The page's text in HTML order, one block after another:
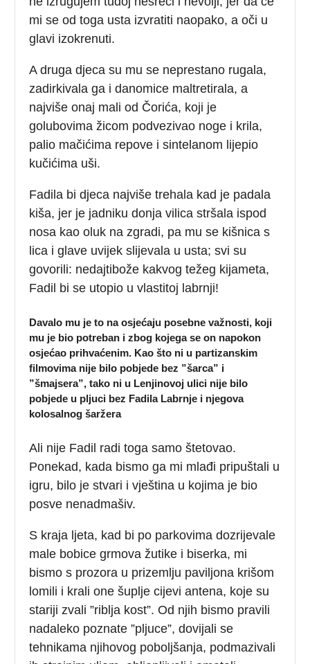
mi se od toga usta izvratiti naopako, a oči u
glavi izokrenuti.
A druga djeca su mu se neprestano rugala,
zadirkivala ga i danomice maltretirala, a
najviše onaj mali od Čorića, koji je
golubovima žicom podvezivao noge i krila,
palio mačićima repove i sintelanom lijepio
kučićima uši.
Fadila bi djeca najviše trehala kad je padala
kiša, jer je jadniku donja vilica stršala ispod
nosa kao oluk na zgradi, pa mu se kišnica s
lica i glave uvijek slijevala u usta; svi su
govorili: nedajtibože kakvog težeg kijameta,
Fadil bi se utopio u vlastitoj labrnji!
Davalo mu je to na osjećaju posebne važnosti, koji
mu je bio potreban i zbog kojega se on napokon
osjećao prihvaćenim. Kao što ni u partizanskim
filmovima nije bilo pobjede bez ”šarca” i
”šmajsera”, tako ni u Lenjinovoj ulici nije bilo
pobjede u pljuci bez Fadila Labrnje i njegova
kolosalnog šaržera
Ali nije Fadil radi toga samo štetovao.
Ponekad, kada bismo ga mi mlađi pripuštali u
igru, bilo je stvari i vještina u kojima je bio
posve nenadmašiv.
S kraja ljeta, kad bi po parkovima dozrijevale
male bobice grmova žutike i biserka, mi
bismo s prozora u prizemlju paviljona krišom
lomili i krali one šuplje cijevi antena, koje su
stariji zvali ”riblja kost”. Od njih bismo pravili
nadaleko poznate ”pljuce”, dovijali se
tehnikama njihovog poboljšanja, podmazivali